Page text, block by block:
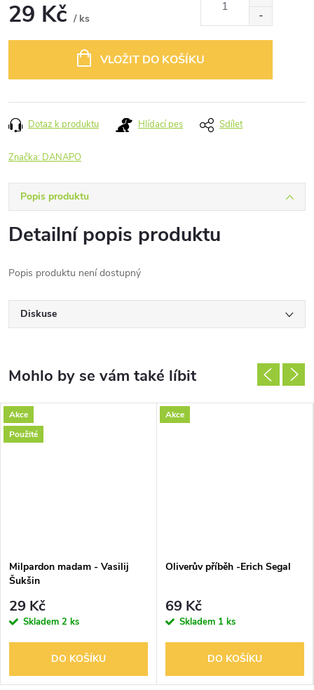
29 Kč / ks
VLOŽIT DO KOŠÍKU
Dotaz k produktu Hlídací pes Sdílet
Značka: DANAPO
Popis produktu
Detailní popis produktu
Popis produktu není dostupný
Diskuse
Akce
Použité
Milpardon madam - Vasilij
Šukšin
29 Kč
Skladem 2 ks
DO KOŠÍKU
Akce
Oliverův příběh -Erich Segal
69 Kč
Skladem 1 ks
DO KOŠÍKU